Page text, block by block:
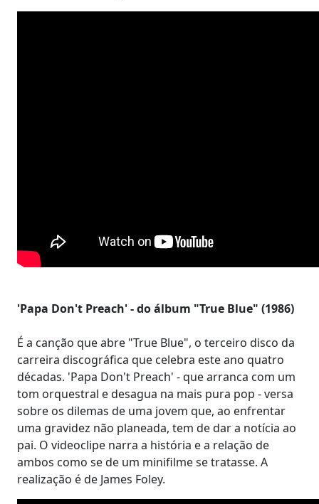
'Papa Don't Preach' - do álbum "True Blue" (1986)
É a canção que abre "True Blue", o terceiro disco da
carreira discográfica que celebra este ano quatro
décadas. 'Papa Don't Preach' - que arranca com um
tom orquestral e desagua na mais pura pop - versa
sobre os dilemas de uma jovem que, ao enfrentar
uma gravidez não planeada, tem de dar a notícia ao
pai. O videoclipe narra a história e a relação de
ambos como se de um minifilme se tratasse. A
realização é de James Foley.